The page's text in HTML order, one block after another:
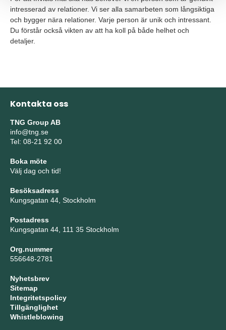
intresserad av relationer. Vi ser alla samarbeten som långsiktiga
och bygger nära relationer. Varje person är unik och intressant.
Du förstår också vikten av att ha koll på både helhet och
detaljer.
Kontakta oss
TNG Group AB
info@tng.se
Tel: 08-21 92 00
Boka möte
Välj dag och tid!
Besöksadress
Kungsgatan 44, Stockholm
Postadress
Kungsgatan 44, 111 35 Stockholm
Org.nummer
556648-2781
Nyhetsbrev
Sitemap
Integritetspolicy
Tillgänglighet
Whistleblowing